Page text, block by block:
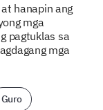
hanapin ang
mga
pagtuklas sa
mga
Guro